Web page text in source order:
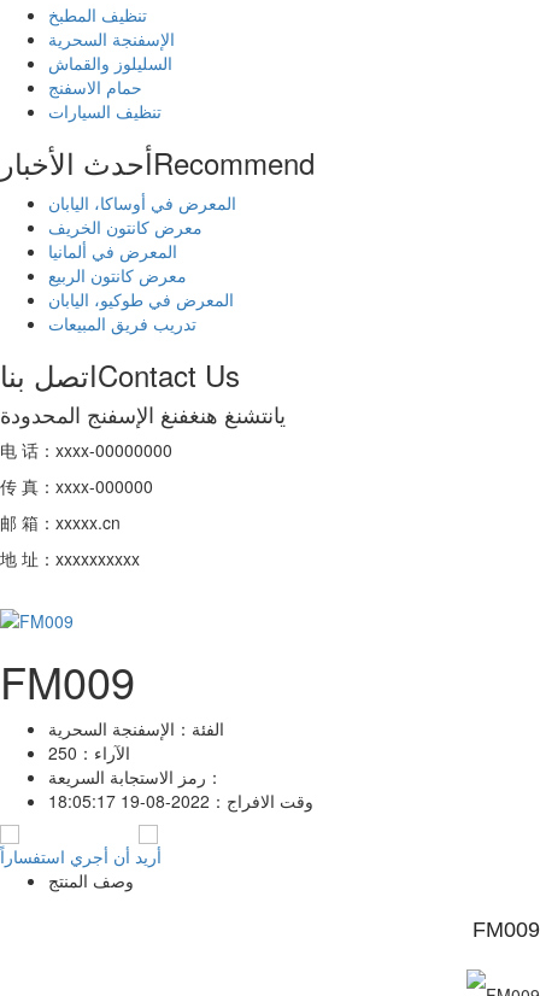
تنظيف المطبخ
الإسفنجة السحرية
السليلوز والقماش
حمام الاسفنج
تنظيف السيارات
أحدث الأخبارRecommend
المعرض في أوساكا، اليابان
معرض كانتون الخريف
المعرض في ألمانيا
معرض كانتون الربيع
المعرض في طوكيو، اليابان
تدريب فريق المبيعات
اتصل بناContact Us
يانتشنغ هنغفنغ الإسفنج المحدودة
电 话：xxxx-00000000
传 真：xxxx-000000
邮 箱：xxxxx.cn
地 址：xxxxxxxxxx
FM009
الفئة： الإسفنجة السحرية
الآراء： 250
رمز الاستجابة السريعة：
وقت الافراج： 2022-08-19 18:05:17
أريد أن أجري استفساراً
وصف المنتج
FM009